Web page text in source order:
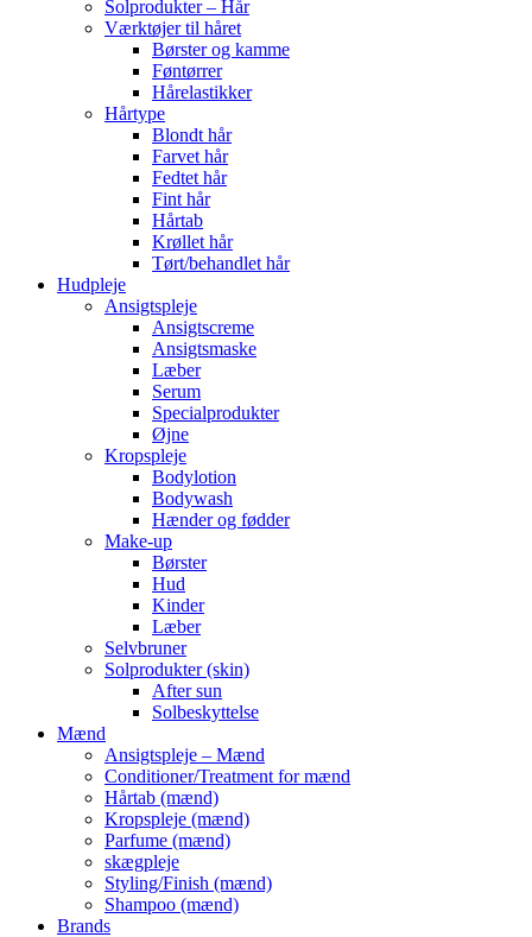
Solprodukter – Hår
Værktøjer til håret
Børster og kamme
Føntørrer
Hårelastikker
Hårtype
Blondt hår
Farvet hår
Fedtet hår
Fint hår
Hårtab
Krøllet hår
Tørt/behandlet hår
Hudpleje
Ansigtspleje
Ansigtscreme
Ansigtsmaske
Læber
Serum
Specialprodukter
Øjne
Kropspleje
Bodylotion
Bodywash
Hænder og fødder
Make-up
Børster
Hud
Kinder
Læber
Selvbruner
Solprodukter (skin)
After sun
Solbeskyttelse
Mænd
Ansigtspleje – Mænd
Conditioner/Treatment for mænd
Hårtab (mænd)
Kropspleje (mænd)
Parfume (mænd)
skægpleje
Styling/Finish (mænd)
Shampoo (mænd)
Brands